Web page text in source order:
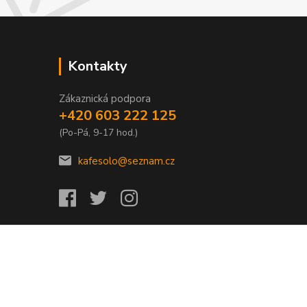
Kontakty
Zákaznická podpora
+420 603 222 125
(Po-Pá, 9-17 hod.)
kafesolo@seznam.cz